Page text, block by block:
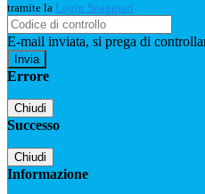
tramite la Login Spaggiari
E-mail inviata, si prega di
Errore
Chiudi
Successo
Chiudi
Informazione